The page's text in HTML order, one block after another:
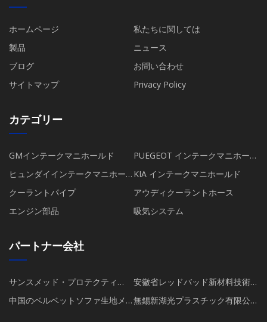
ホームページ
私たちに関しては
製品
ニュース
ブログ
お問い合わせ
サイトマップ
Privacy Policy
カテゴリー
GMインテークマニホールド
PUEGEOT インテークマニホール
ド
ヒュンダイインテークマニホー
ルド
KIA インテークマニホールド
クーラントパイプ
アウディクーラントホース
エンジン部品
吸気システム
パートナー会社
サンスメッド・プロテクティ
ブ・プロダクツ株式会社
安徽省レッドバッド新材料技術
有限公司
中国のベルベットソファ生地メ
無錫新湖光プラスチック有限公